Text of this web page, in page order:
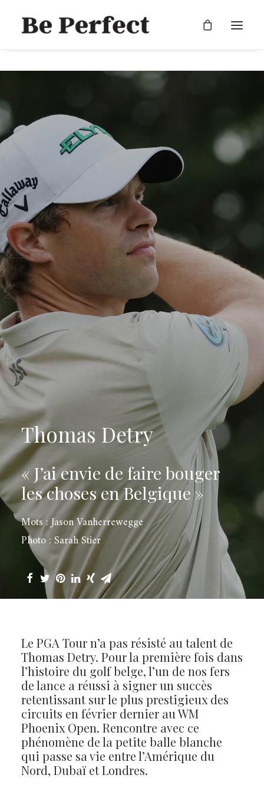
RECHERCHE
Thomas Detry
« J’ai envie de faire bouger
les choses en Belgique »
Mots : Jason Vanherrewegge
Photo : Sarah Stier
Le PGA Tour n’a pas résisté au talent de
Thomas Detry. Pour la première fois dans
l’histoire du golf belge, l’un de nos fers
de lance a réussi à signer un succès
retentissant sur le plus prestigieux des
circuits en février dernier au WM
Phoenix Open. Rencontre avec ce
phénomène de la petite balle blanche
qui passe sa vie entre l’Amérique du
Nord, Dubaï et Londres.